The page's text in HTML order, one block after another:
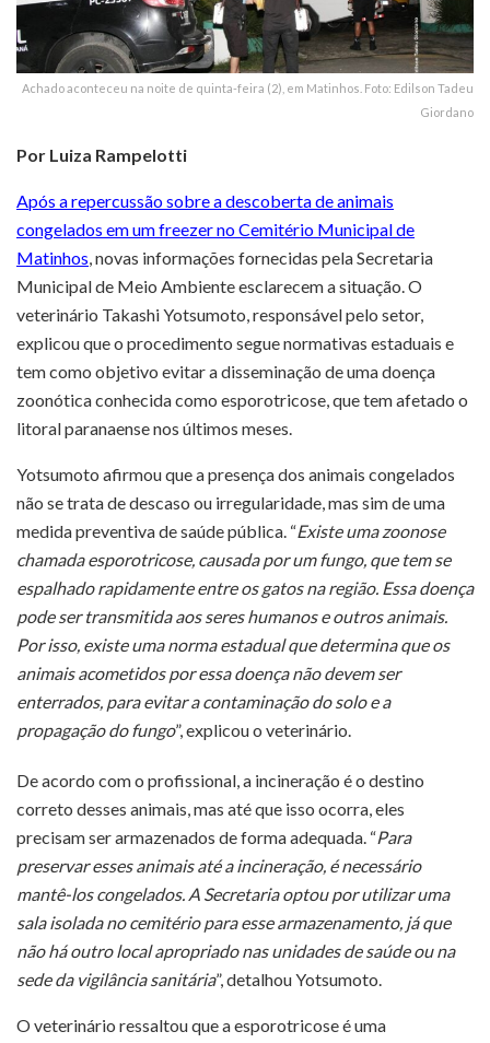
Achado aconteceu na noite de quinta-feira (2), em Matinhos. Foto: Edilson Tadeu
Giordano
Por Luiza Rampelotti
Após a repercussão sobre a descoberta de animais
congelados em um freezer no Cemitério Municipal de
Matinhos , novas informações fornecidas pela Secretaria
Municipal de Meio Ambiente esclarecem a situação. O
veterinário Takashi Yotsumoto, responsável pelo setor,
explicou que o procedimento segue normativas estaduais e
tem como objetivo evitar a disseminação de uma doença
zoonótica conhecida como esporotricose, que tem afetado o
litoral paranaense nos últimos meses.
Yotsumoto afirmou que a presença dos animais congelados
não se trata de descaso ou irregularidade, mas sim de uma
medida preventiva de saúde pública. “Existe uma zoonose
chamada esporotricose, causada por um fungo, que tem se
espalhado rapidamente entre os gatos na região. Essa doença
pode ser transmitida aos seres humanos e outros animais.
Por isso, existe uma norma estadual que determina que os
animais acometidos por essa doença não devem ser
enterrados, para evitar a contaminação do solo e a
propagação do fungo”, explicou o veterinário.
De acordo com o profissional, a incineração é o destino
correto desses animais, mas até que isso ocorra, eles
precisam ser armazenados de forma adequada. “Para
preservar esses animais até a incineração, é necessário
mantê-los congelados. A Secretaria optou por utilizar uma
sala isolada no cemitério para esse armazenamento, já que
não há outro local apropriado nas unidades de saúde ou na
sede da vigilância sanitária”, detalhou Yotsumoto.
O veterinário ressaltou que a esporotricose é uma